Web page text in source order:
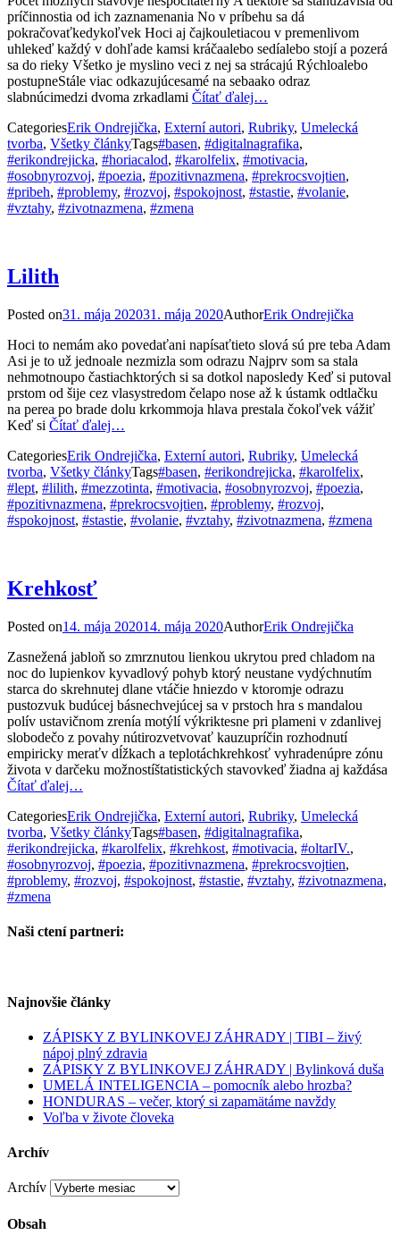
príčinnostia od ich zaznamenania No v príbehu sa dá
pokračovaťkedykoľvek Hoci aj čajkouletiacou v premenlivom
uhlekeď každý v dohľade kamsi kráčaalebo sedíalebo stojí a pozerá
sa do rieky Všetko je myslino veci z nej sa strácajú Rýchloalebo
postupneStále viac odkazujúcesamé na sebaako odraz
slabnúcimedzi dvoma zrkadlami Čítať ďalej…
CategoriesErik Ondrejička, Externí autori, Rubriky, Umelecká
tvorba, Všetky článkyTags#basen, #digitalnagrafika,
#erikondrejicka, #horiacalod, #karolfelix, #motivacia,
#osobnyrozvoj, #poezia, #pozitivnazmena, #prekrocsvojtien,
#pribeh, #problemy, #rozvoj, #spokojnost, #stastie, #volanie,
#vztahy, #zivotnazmena, #zmena
Lilith
Posted on31. mája 202031. mája 2020AuthorErik Ondrejička
Hoci to nemám ako povedaťani napísaťtieto slová sú pre teba Adam
Asi je to už jednoale nezmizla som odrazu Najprv som sa stala
nehmotnoupo častiachktorých si sa dotkol naposledy Keď si putoval
prstom od šije cez vlasystredom čelapo nose až k ústamk odtlačku
na perea po brade dolu krkommoja hlava prestala čokoľvek vážiť
Keď si Čítať ďalej…
CategoriesErik Ondrejička, Externí autori, Rubriky, Umelecká
tvorba, Všetky článkyTags#basen, #erikondrejicka, #karolfelix,
#lept, #lilith, #mezzotinta, #motivacia, #osobnyrozvoj, #poezia,
#pozitivnazmena, #prekrocsvojtien, #problemy, #rozvoj,
#spokojnost, #stastie, #volanie, #vztahy, #zivotnazmena, #zmena
Krehkosť
Posted on14. mája 202014. mája 2020AuthorErik Ondrejička
Zasnežená jabloň so zmrznutou lienkou ukrytou pred chladom na
noc do lupienkov kyvadlový pohyb ktorý neustane vydýchnutím
starca do skrehnutej dlane vtáčie hniezdo v ktoromje odrazu
pustozvuk budúcej básnechvejúcej sa v prstoch hra s mandalou
polív ustavičnom zrenía motýlí výkriktesne pri plameni v zdanlivej
slobodečo z povahy nútirozvetvovať kauzupríčin rozhodnutí
empiricky meraťv dĺžkach a teplotáchkrehkosť vyhradenúpre zónu
života v darčeku možnostíštatistických stavovkeď žiadna aj každása
Čítať ďalej…
CategoriesErik Ondrejička, Externí autori, Rubriky, Umelecká
tvorba, Všetky článkyTags#basen, #digitalnagrafika,
#erikondrejicka, #karolfelix, #krehkost, #motivacia, #oltarIV.,
#osobnyrozvoj, #poezia, #pozitivnazmena, #prekrocsvojtien,
#problemy, #rozvoj, #spokojnost, #stastie, #vztahy, #zivotnazmena,
#zmena
Naši ctení partneri:
Najnovšie články
ZÁPISKY Z BYLINKOVEJ ZÁHRADY | TIBI – živý
nápoj plný zdravia
ZÁPISKY Z BYLINKOVEJ ZÁHRADY | Bylinková duša
UMELÁ INTELIGENCIA – pomocník alebo hrozba?
HONDURAS – večer, ktorý si zapamätáme navždy
Voľba v živote človeka
Archív
Archív
Obsah